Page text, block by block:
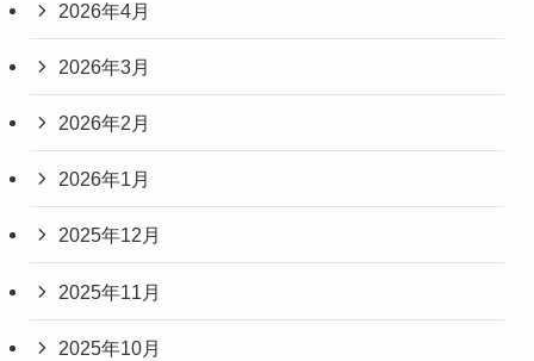
2026年4月
2026年3月
2026年2月
2026年1月
2025年12月
2025年11月
2025年10月